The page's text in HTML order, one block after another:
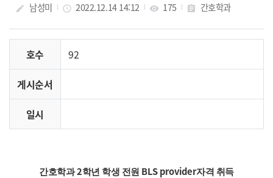
create 남성미 access_time 2022.12.14 14:12 visibility 175 assignment 간호학과
호수 92
게시순서
일시
간호학과2학년 학생 전원 BLS provider자격 취득